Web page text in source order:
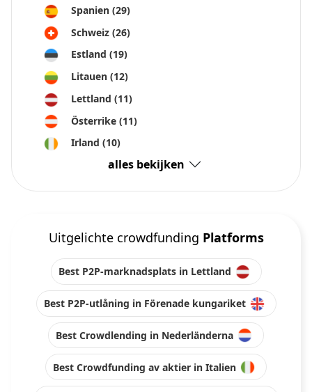
återvinningsanläggning!
Gröna sol- och batterisystem för företag i Östafrika
Du investerar i två solcellssystem i Tyskland och Italien.
Spanien (29)
Schweiz (26)
Estland (19)
Litauen (12)
Lettland (11)
Österrike (11)
Irland (10)
alles bekijken
Uitgelichte crowdfunding Platforms
Best P2P-marknadsplats in Lettland
Best P2P-utlåning in Förenade kungariket
Best Crowdlending in Nederländerna
Best Crowdfunding av aktier in Italien